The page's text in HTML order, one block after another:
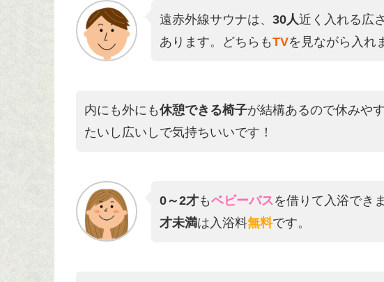
遠赤外線サウナは、 30人近く入れる広
あります。どちらもTVを見ながら入れ
内にも外にも休憩できる椅子が結構あるので休みやす
たいし広いしで気持ちいいです！
0～2才もベビーバス を借りて入浴できま
才未満は入浴料無料です。